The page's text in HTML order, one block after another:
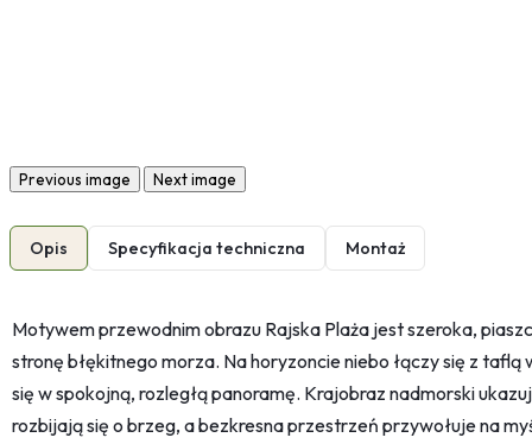
Previous image Next image
Opis Specyfikacja techniczna Montaż
Motywem przewodnim obrazu Rajska Plaża jest szeroka,
stronę błękitnego morza. Na horyzoncie niebo łączy się z
się w spokojną, rozległą panoramę. Krajobraz nadmorski
rozbijają się o brzeg, a bezkresna przestrzeń przywołuje na